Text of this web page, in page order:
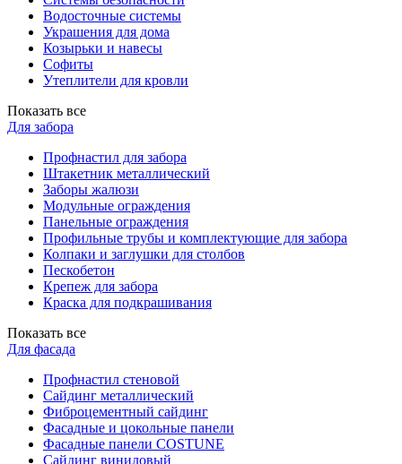
Водосточные системы
Украшения для дома
Козырьки и навесы
Софиты
Утеплители для кровли
Показать все
Для забора
Профнастил для забора
Штакетник металлический
Заборы жалюзи
Модульные ограждения
Панельные ограждения
Профильные трубы и комплектующие для забора
Колпаки и заглушки для столбов
Пескобетон
Крепеж для забора
Краска для подкрашивания
Показать все
Для фасада
Профнастил стеновой
Сайдинг металлический
Фиброцементный сайдинг
Фасадные и цокольные панели
Фасадные панели COSTUNE
Сайдинг виниловый